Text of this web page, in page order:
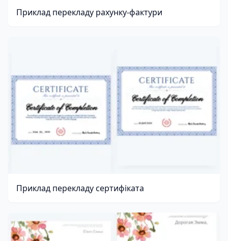
Приклад перекладу рахунку-фактури
Приклад перекладу сертифіката